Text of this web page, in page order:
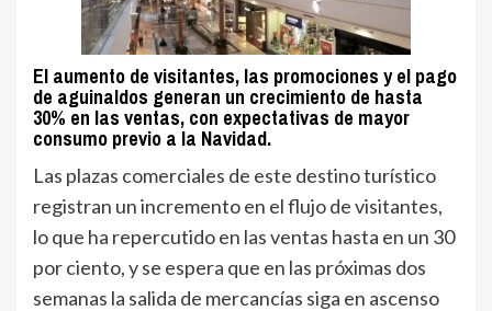
El aumento de visitantes, las promociones y el pago
de aguinaldos generan un crecimiento de hasta
30% en las ventas, con expectativas de mayor
consumo previo a la Navidad.
Las plazas comerciales de este destino turístico
registran un incremento en el flujo de visitantes,
lo que ha repercutido en las ventas hasta en un 30
por ciento, y se espera que en las próximas dos
semanas la salida de mercancías siga en ascenso